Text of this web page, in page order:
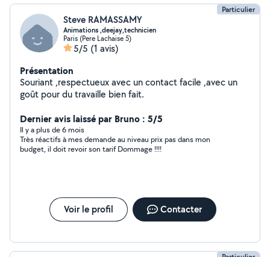
Particulier
Steve RAMASSAMY
Animations ,deejay,technicien
Paris (Pere Lachaise 5)
5/5 (1 avis)
Présentation
Souriant ,respectueux avec un contact facile ,avec un
goût pour du travaille bien fait.
Dernier avis laissé par Bruno : 5/5
Il y a plus de 6 mois
Très réactifs à mes demande au niveau prix pas dans mon
budget, il doit revoir son tarif Dommage !!!!
Voir le profil Contacter